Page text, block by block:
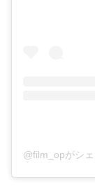
@film_opがシ